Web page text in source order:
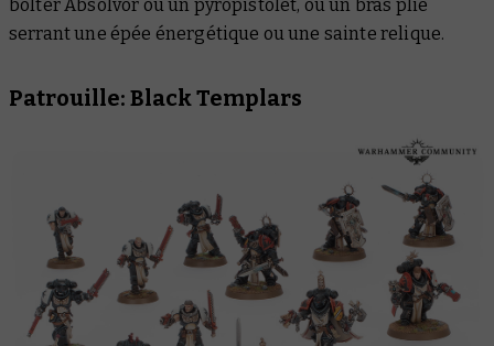
bolter Absolvor ou un pyropistolet, ou un bras plié
serrant une épée énergétique ou une sainte relique.
Patrouille: Black Templars